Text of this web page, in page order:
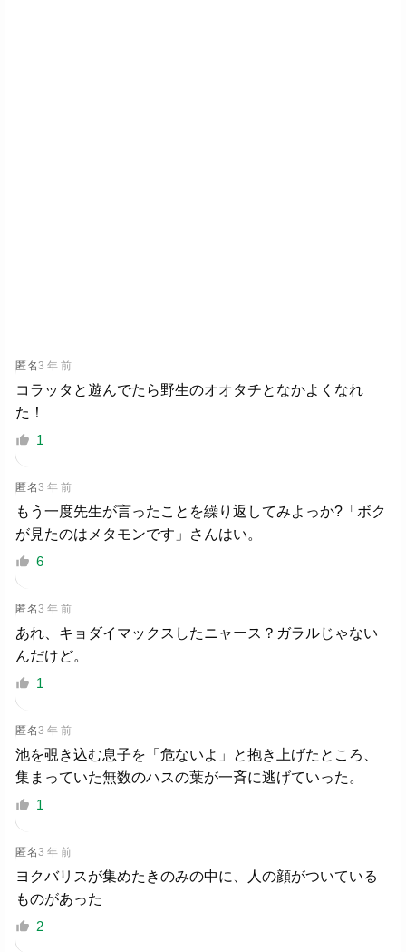
匿名3 年 前
コラッタと遊んでたら野生のオオタチとなかよくなれ
た！
1
匿名3 年 前
もう一度先生が言ったことを繰り返してみよっか?「ボク
が見たのはメタモンです」さんはい。
6
匿名3 年 前
あれ、キョダイマックスしたニャース？ガラルじゃない
んだけど。
1
匿名3 年 前
池を覗き込む息子を「危ないよ」と抱き上げたところ、
集まっていた無数のハスの葉が一斉に逃げていった。
1
匿名3 年 前
ヨクバリスが集めたきのみの中に、人の顔がついている
ものがあった
2